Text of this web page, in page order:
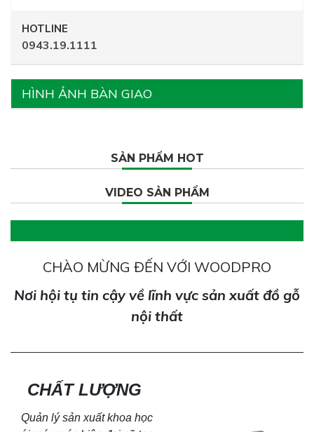
HOTLINE
0943.19.1111
HÌNH ẢNH BÀN GIAO
SẢN PHẨM HOT
VIDEO SẢN PHẨM
CHÀO MỪNG ĐẾN VỚI WOODPRO
Nơi hội tụ tin cậy về lĩnh vực sản xuất đồ gỗ
nội thất
CHẤT LƯỢNG
Quản lý sản xuất khoa học